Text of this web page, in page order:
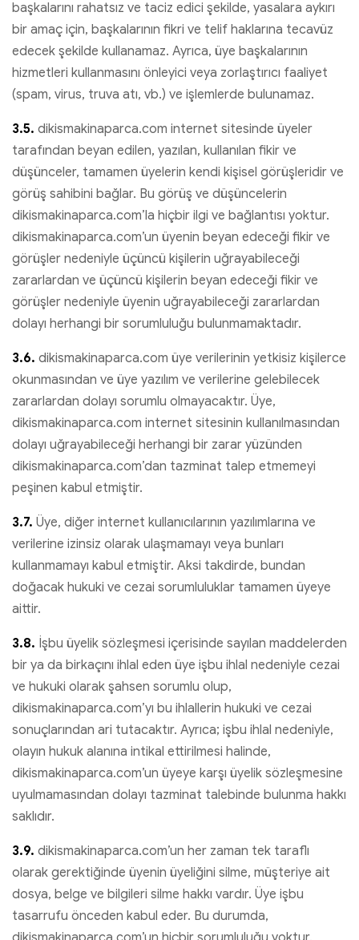
başkalarını rahatsız ve taciz edici şekilde, yasalara aykırı
bir amaç için, başkalarının fikri ve telif haklarına tecavüz
edecek şekilde kullanamaz. Ayrıca, üye başkalarının
hizmetleri kullanmasını önleyici veya zorlaştırıcı faaliyet
(spam, virus, truva atı, vb.) ve işlemlerde bulunamaz.
3.5. dikismakinaparca.com internet sitesinde üyeler
tarafından beyan edilen, yazılan, kullanılan fikir ve
düşünceler, tamamen üyelerin kendi kişisel görüşleridir ve
görüş sahibini bağlar. Bu görüş ve düşüncelerin
dikismakinaparca.com’la hiçbir ilgi ve bağlantısı yoktur.
dikismakinaparca.com’un üyenin beyan edeceği fikir ve
görüşler nedeniyle üçüncü kişilerin uğrayabileceği
zararlardan ve üçüncü kişilerin beyan edeceği fikir ve
görüşler nedeniyle üyenin uğrayabileceği zararlardan
dolayı herhangi bir sorumluluğu bulunmamaktadır.
3.6. dikismakinaparca.com üye verilerinin yetkisiz kişilerce
okunmasından ve üye yazılım ve verilerine gelebilecek
zararlardan dolayı sorumlu olmayacaktır. Üye,
dikismakinaparca.com internet sitesinin kullanılmasından
dolayı uğrayabileceği herhangi bir zarar yüzünden
dikismakinaparca.com’dan tazminat talep etmemeyi
peşinen kabul etmiştir.
3.7. Üye, diğer internet kullanıcılarının yazılımlarına ve
verilerine izinsiz olarak ulaşmamayı veya bunları
kullanmamayı kabul etmiştir. Aksi takdirde, bundan
doğacak hukuki ve cezai sorumluluklar tamamen üyeye
aittir.
3.8. İşbu üyelik sözleşmesi içerisinde sayılan maddelerden
bir ya da birkaçını ihlal eden üye işbu ihlal nedeniyle cezai
ve hukuki olarak şahsen sorumlu olup,
dikismakinaparca.com’yı bu ihlallerin hukuki ve cezai
sonuçlarından ari tutacaktır. Ayrıca; işbu ihlal nedeniyle,
olayın hukuk alanına intikal ettirilmesi halinde,
dikismakinaparca.com’un üyeye karşı üyelik sözleşmesine
uyulmamasından dolayı tazminat talebinde bulunma hakkı
saklıdır.
3.9. dikismakinaparca.com’un her zaman tek taraflı
olarak gerektiğinde üyenin üyeliğini silme, müşteriye ait
dosya, belge ve bilgileri silme hakkı vardır. Üye işbu
tasarrufu önceden kabul eder. Bu durumda,